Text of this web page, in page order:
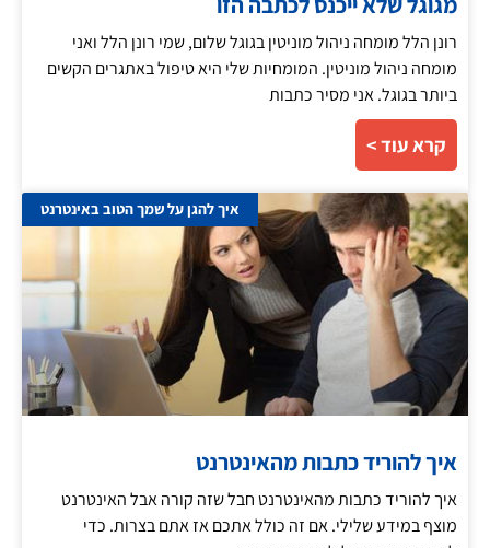
רונן הלל מומחה ניהול מוניטין בגוגל שלום, שמי רונן הלל ואני
מומחה ניהול מוניטין. המומחיות שלי היא טיפול באתגרים הקשים
ביותר בגוגל. אני מסיר כתבות
קרא עוד >
איך להגן על שמך הטוב באינטרנט
איך להוריד כתבות מהאינטרנט
איך להוריד כתבות מהאינטרנט חבל שזה קורה אבל האינטרנט
מוצף במידע שלילי. אם זה כולל אתכם אז אתם בצרות. כדי